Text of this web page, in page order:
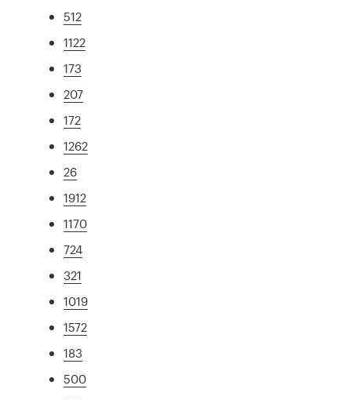
512
1122
173
207
172
1262
26
1912
1170
724
321
1019
1572
183
500